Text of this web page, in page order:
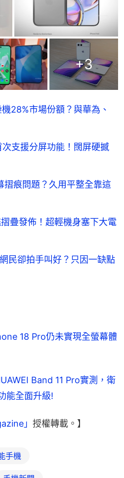
+3
28%市場份額？與華為、
支援分屏功能！闊屏硬撼
摺痕問題？久用平整全靠這
疊發佈！超輕機身塞下大電
民卻拍手叫好？只因一缺點
18 Pro仍未實現全螢幕體
Band 11 Pro實測，衛
能全面升級!
」 授權轉載。】
手機